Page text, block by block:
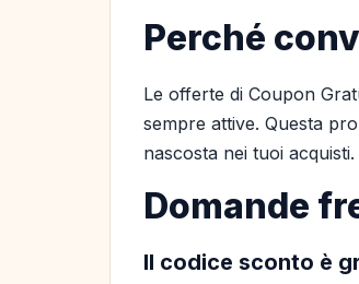
Perché
Le offerte di Coupon
sempre attive. Questa
nascosta nei tuoi acquisti.
Domande
Il codice sconto è